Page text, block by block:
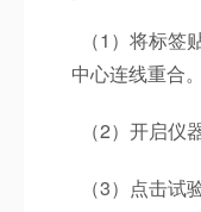
（1）将标签
中心连线重合。
（2）开启仪
（3） 点击试